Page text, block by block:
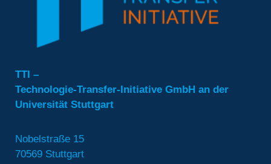
TTI –
Technologie-Transfer-Initiative GmbH an der
Universität Stuttgart
Nobelstraße 15
70569 Stuttgart